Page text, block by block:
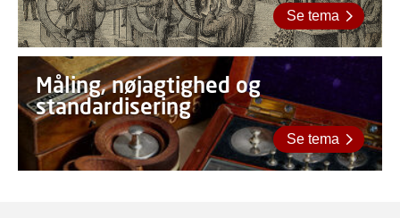
Se tema
Måling, nøjagtighed og
standardisering
Se tema